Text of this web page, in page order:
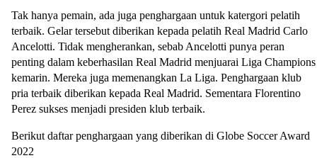
Tak hanya pemain, ada juga penghargaan untuk katergori pelatih
terbaik. Gelar tersebut diberikan kepada pelatih Real Madrid Carlo
Ancelotti. Tidak mengherankan, sebab Ancelotti punya peran
penting dalam keberhasilan Real Madrid menjuarai Liga Champions
kemarin. Mereka juga memenangkan La Liga. Penghargaan klub
pria terbaik diberikan kepada Real Madrid. Sementara Florentino
Perez sukses menjadi presiden klub terbaik.
Berikut daftar penghargaan yang diberikan di Globe Soccer Award
2022